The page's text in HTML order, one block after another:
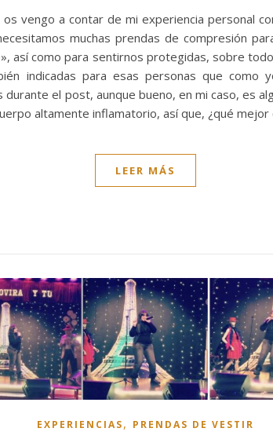
os vengo a contar de mi experiencia personal
muchas prendas de compresión
así como para sentirnos protegidas, sobre
indicadas para esas personas que como
el post, aunque bueno, en mi caso, es
altamente inflamatorio, así que, ¿qué
LEER MÁS
EXPERIENCIAS, PRENDAS DE VESTIR